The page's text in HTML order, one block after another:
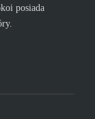
posiada